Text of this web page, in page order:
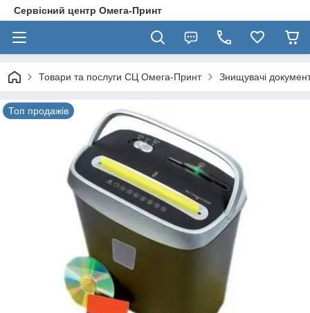
Сервісний центр Омега-Принт
Товари та послуги СЦ Омега-Принт Знищувачі
Топ продажів